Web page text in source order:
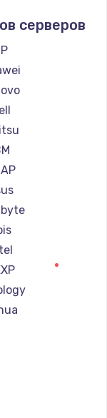
модуля
серверов